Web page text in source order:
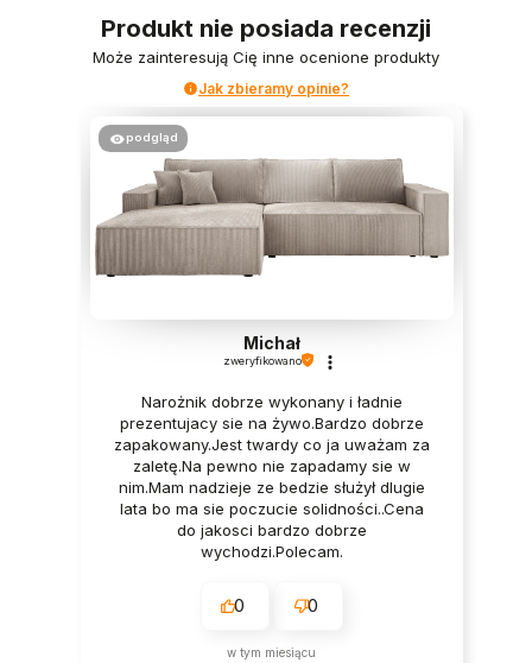
Produkt nie posiada recenzji
Może zainteresują Cię inne ocenione produkty
Jak zbieramy opinie?
podgląd
Michał
zweryfikowano
Narożnik dobrze wykonany i ładnie
prezentujacy sie na żywo.Bardzo dobrze
zapakowany.Jest twardy co ja uważam za
zaletę.Na pewno nie zapadamy sie w
nim.Mam nadzieje ze bedzie służył dlugie
lata bo ma sie poczucie solidności..Cena
do jakosci bardzo dobrze
wychodzi.Polecam.
0 0
w tym miesiącu